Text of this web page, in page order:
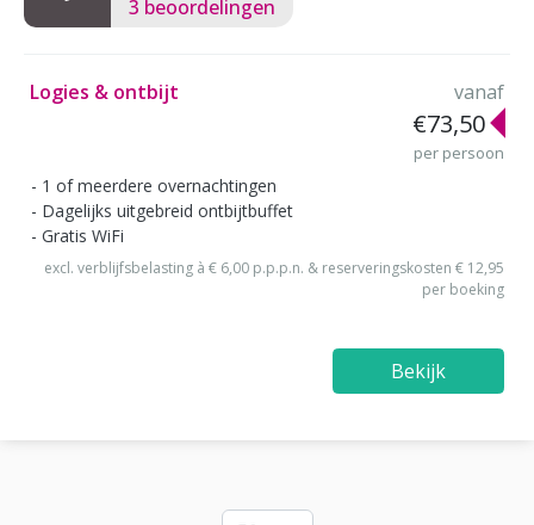
3 beoordelingen
Logies & ontbijt vanaf
€73,50
per persoon
1 of meerdere overnachtingen
Dagelijks uitgebreid ontbijtbuffet
Gratis WiFi
excl. verblijfsbelasting à € 6,00 p.p.p.n. & reserveringskosten € 12,95
per boeking
Bekijk